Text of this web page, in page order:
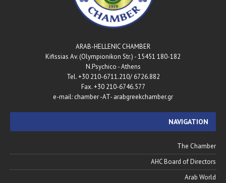
ARAB-HELLENIC CHAMBER
180-182 Kifissias Av. (Olympionikon Str.) - 15451
N.Psychico - Athens
Tel. +30 210-6711.210/ 6726.882
Fax. +30 210-6746.577
e-mail: chamber -AT- arabgreekchamber.gr
NAVIGATION
The Chamber
AHC Board of Directors
Arab World